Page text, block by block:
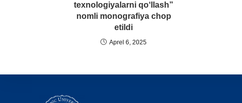
texnologiyalarni qo‘llash”
nomli monografiya chop
etildi
Aprel 6, 2025